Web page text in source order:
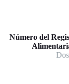
Número del